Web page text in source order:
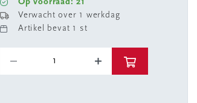
Op voorraad: 21
Verwacht over 1 werkdag
Artikel bevat 1 st